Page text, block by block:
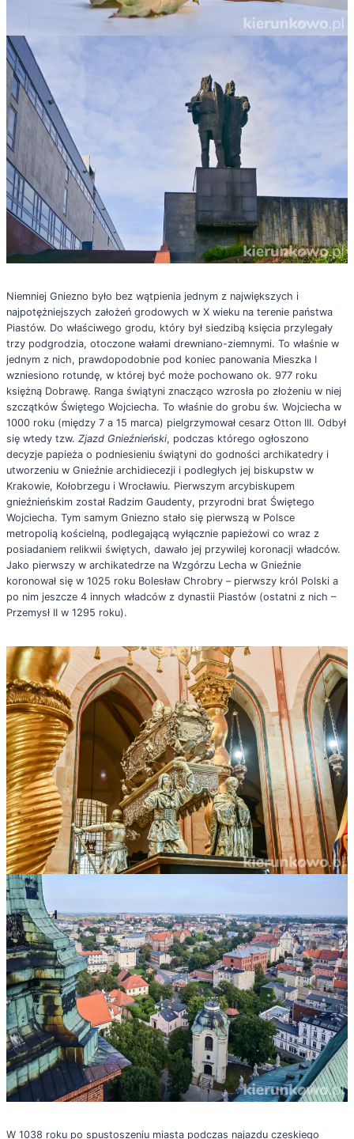
Niemniej Gniezno było bez wątpienia jednym z największych i
najpotężniejszych założeń grodowych w X wieku na terenie państwa
Piastów. Do właściwego grodu, który był siedzibą księcia przylegały
trzy podgrodzia, otoczone wałami drewniano-ziemnymi. To właśnie w
jednym z nich, prawdopodobnie pod koniec panowania Mieszka I
wzniesiono rotundę, w której być może pochowano ok. 977 roku
księżną Dobrawę. Ranga świątyni znacząco wzrosła po złożeniu w niej
szczątków Świętego Wojciecha. To właśnie do grobu św. Wojciecha w
1000 roku (między 7 a 15 marca) pielgrzymował cesarz Otton III. Odbył
się wtedy tzw. Zjazd Gnieźnieński, podczas którego ogłoszono
decyzje papieża o podniesieniu świątyni do godności archikatedry i
utworzeniu w Gnieźnie archidiecezji i podległych jej biskupstw w
Krakowie, Kołobrzegu i Wrocławiu. Pierwszym arcybiskupem
gnieźnieńskim został Radzim Gaudenty, przyrodni brat Świętego
Wojciecha. Tym samym Gniezno stało się pierwszą w Polsce
metropolią kościelną, podlegającą wyłącznie papieżowi co wraz z
posiadaniem relikwii świętych, dawało jej przywilej koronacji władców.
Jako pierwszy w archikatedrze na Wzgórzu Lecha w Gnieźnie
koronował się w 1025 roku Bolesław Chrobry – pierwszy król Polski a
po nim jeszcze 4 innych władców z dynastii Piastów (ostatni z nich –
Przemysł II w 1295 roku).
W 1038 roku po spustoszeniu miasta podczas najazdu czeskiego